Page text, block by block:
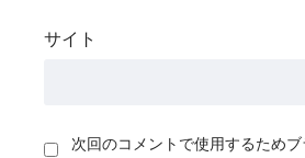
サイト
次回のコメントで使用するため